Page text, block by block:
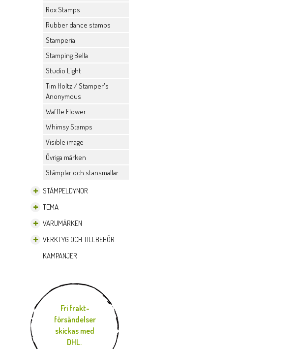
Rox Stamps
Rubber dance stamps
Stamperia
Stamping Bella
Studio Light
Tim Holtz / Stamper's
Anonymous
Waffle Flower
Whimsy Stamps
Visible image
Övriga märken
Stämplar och stansmallar
STÄMPELDYNOR
TEMA
VARUMÄRKEN
VERKTYG OCH TILLBEHÖR
KAMPANJER
Fri frakt-
försändelser
skickas med
DHL.